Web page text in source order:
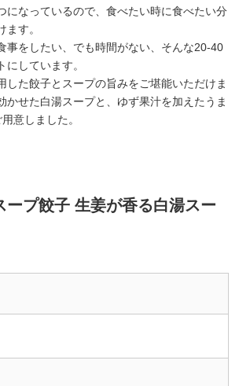
になっているので、食べたい時に食べたい分
ます。
事をしたい、でも時間がない、そんな20-40
にしています。
した餃子とスープの旨みをご堪能いただけま
かせた白湯スープと、ゆず果汁を加えたうま
意しました。
ープ餃子 生姜が香る白湯スー